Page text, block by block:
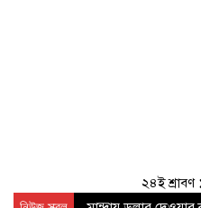
২৪ই